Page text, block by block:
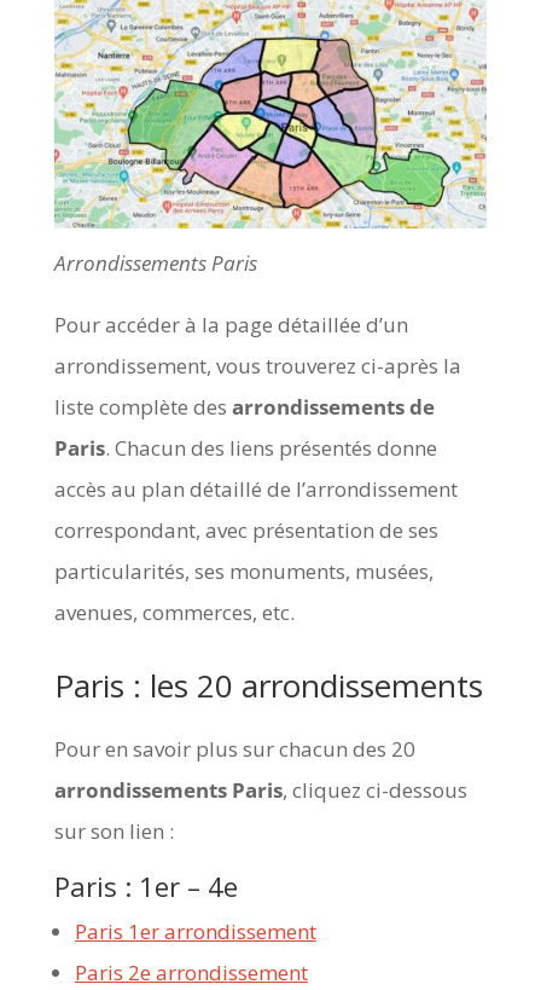
Arrondissements Paris
Pour accéder à la page détaillée d’un
arrondissement, vous trouverez ci-après la
liste complète des arrondissements de
Paris. Chacun des liens présentés donne
accès au plan détaillé de l’arrondissement
correspondant, avec présentation de ses
particularités, ses monuments, musées,
avenues, commerces, etc.
Paris : les 20 arrondissements
Pour en savoir plus sur chacun des 20
arrondissements Paris, cliquez ci-dessous
sur son lien :
Paris : 1er – 4e
Paris 1er arrondissement
Paris 2e arrondissement